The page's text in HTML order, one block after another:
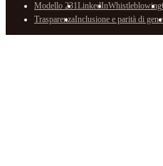
Modello 231LinkedInWhistleblowing
TrasparenzaInclusione e parità di